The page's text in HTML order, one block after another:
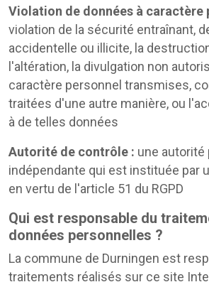
Violation de données à caractère
violation de la sécurité entraînant,
accidentelle ou illicite, la
l'altération, la divulgation non
caractère personnel transmises,
traitées d'une autre manière, ou
à de telles données
Autorité de contrôle : une autorité
indépendante qui est instituée par
en vertu de l'article 51 du RGPD
Qui est responsable du
données personnelles ?
La commune de Durningen est
traitements réalisés sur ce site